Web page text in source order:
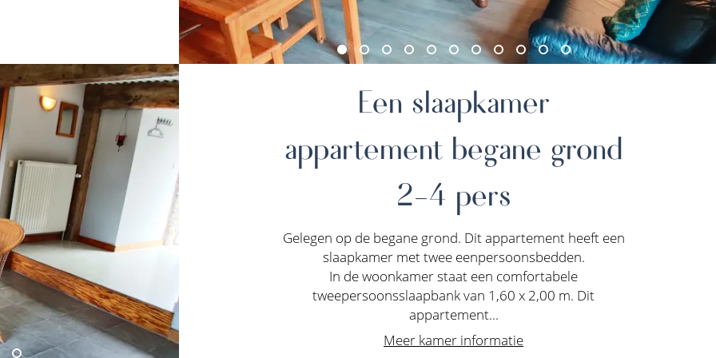
Een slaapkamer
appartement begane grond
2-4 pers
Gelegen op de begane grond. Dit appartement heeft een
slaapkamer met twee eenpersoonsbedden.
In de woonkamer staat een comfortabele
tweepersoonsslaapbank van 1,60 x 2,00 m. Dit
appartement...
Meer kamer informatie